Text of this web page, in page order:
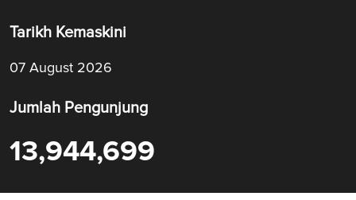
Tarikh Kemaskini
07 August 2026
Jumlah Pengunjung
13,944,699